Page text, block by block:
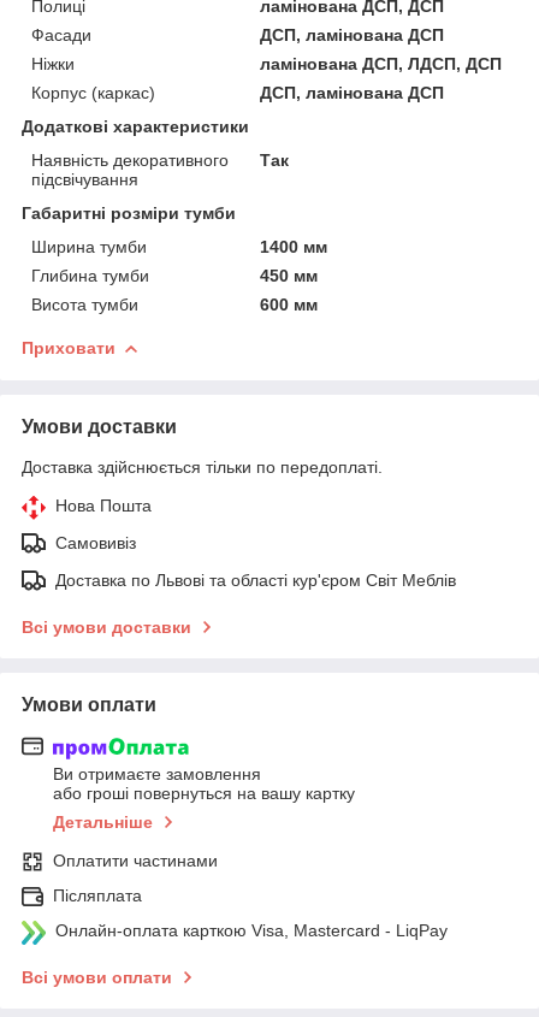
Полиці
ламінована ДСП, ДСП
Фасади
ДСП, ламінована ДСП
Ніжки
ламінована ДСП, ЛДСП, ДСП
Корпус (каркас)
ДСП, ламінована ДСП
Додаткові характеристики
Наявність декоративного
підсвічування
Так
Габаритні розміри тумби
Ширина тумби
1400 мм
Глибина тумби
450 мм
Висота тумби
600 мм
Приховати
Умови доставки
Доставка здійснюється тільки по передоплаті.
Нова Пошта
Самовивіз
Доставка по Львові та області кур'єром Світ Меблів
Всі умови доставки
Умови оплати
Ви отримаєте замовлення
або гроші повернуться на вашу картку
Детальніше
Оплатити частинами
Післяплата
Онлайн-оплата карткою Visa, Mastercard - LiqPay
Всі умови оплати